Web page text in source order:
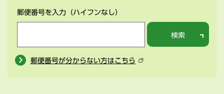
郵便番号を入力 （ハイフンなし）
検索
郵便番号が分からない方はこちら